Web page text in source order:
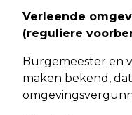
Verleende
(reguliere
Burgemeester en
maken bekend,